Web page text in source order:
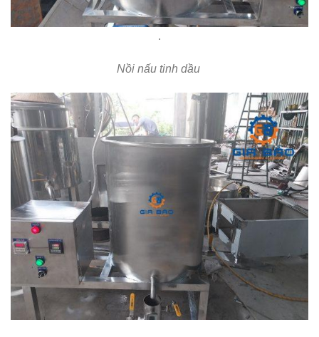
.
Nồi nấu tinh dầu